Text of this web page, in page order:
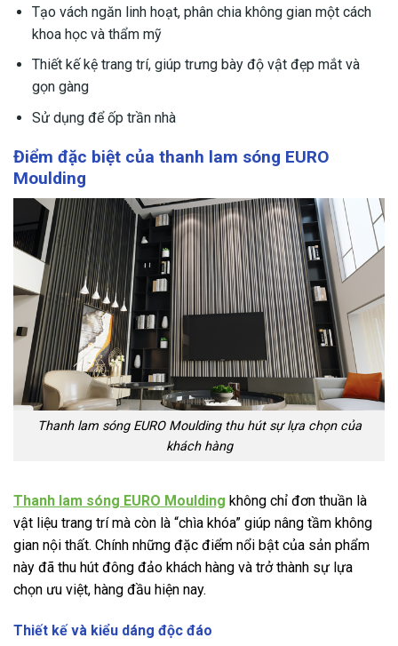
Tạo vách ngăn linh hoạt, phân chia không gian một cách
khoa học và thẩm mỹ
Thiết kế kệ trang trí, giúp trưng bày độ vật đẹp mắt và
gọn gàng
Sử dụng để ốp trần nhà
Điểm đặc biệt của thanh lam sóng EURO
Moulding
Thanh lam sóng EURO Moulding thu hút sự lựa chọn của
khách hàng
Thanh lam sóng EURO Moulding không chỉ đơn thuần là
vật liệu trang trí mà còn là “chìa khóa” giúp nâng tầm không
gian nội thất. Chính những đặc điểm nổi bật của sản phẩm
này đã thu hút đông đảo khách hàng và trở thành sự lựa
chọn ưu việt, hàng đầu hiện nay.
Thiết kế và kiểu dáng độc đáo